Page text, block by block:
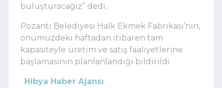
buluşturacağız” dedi.
Pozantı Belediyesi Halk Ekmek Fabrikası’nın,
önümüzdeki haftadan itibaren tam
kapasiteyle üretim ve satış faaliyetlerine
başlamasının planlanlandığı bildirildi.
Hibya Haber Ajansı